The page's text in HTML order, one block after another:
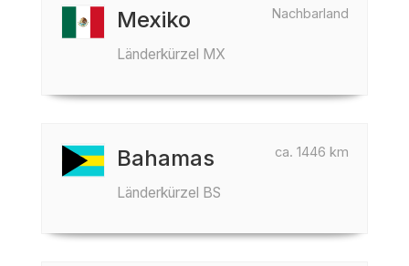
Nachbarland
Mexiko
Länderkürzel MX
ca. 1446 km
Bahamas
Länderkürzel BS